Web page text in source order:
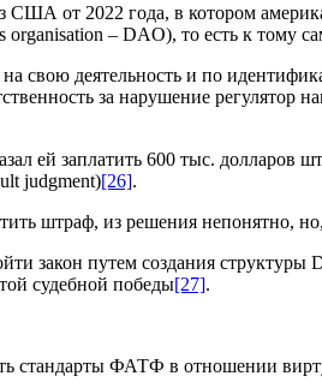
от 2022 года, в котором
– DAO), то есть к тому
свою деятельность и по
за нарушение регулятор
ей заплатить 600 тыс. долларов
judgment)[26].
штраф, из решения непонятно,
закон путем создания
судебной победы[27].
стандарты ФАТФ в отношении